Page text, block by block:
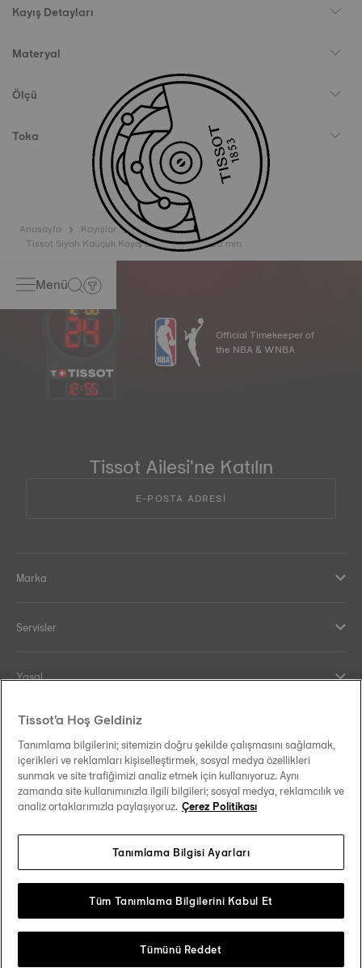
Kayış Detayları
Materyal
Ölçü
Toka
Anasayfa
Kayışlar
Tissot Siyah Kauçuk Kayış Boynuz Aralığı 20 mm
Menü
12:55
Official Timekeeper of
the NBA & WNBA
Tissot Ailesi'ne Katılın
E-POSTA ADRESİ
Marka
Servisler
Yasal
Yardım ve İletişim
Our commitments
Follow us on social media
Change country Tissot Copyrights 2026
Tissot'a Hoş Geldiniz
Tanımlama bilgilerini; sitemizin doğru şekilde çalışmasını sağlamak,
içerikleri ve reklamları kişiselleştirmek, sosyal medya özellikleri
sunmak ve site trafiğimizi analiz etmek için kullanıyoruz. Aynı
zamanda site kullanımınızla ilgili bilgileri; sosyal medya, reklamcılık ve
analiz ortaklarımızla paylaşıyoruz. Çerez Politikası
Tanımlama Bilgisi Ayarları
Tümünü Reddet
Tüm Tanımlama Bilgilerini Kabul Et